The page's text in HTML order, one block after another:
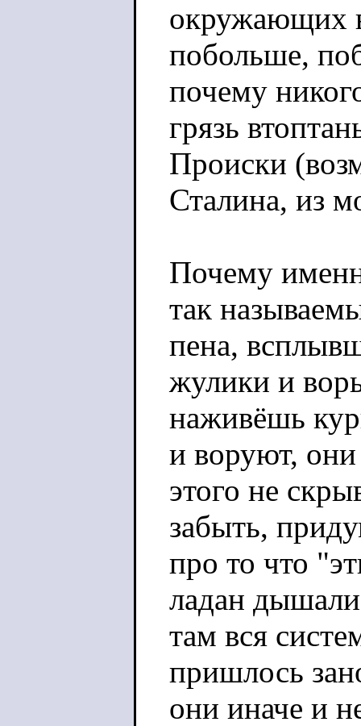
окружающих
побольше,
почему
грязь
Происки
Сталина, из
Почему
так
пена,
жулики и
наживёшь
и воруют, они
этого не
забыть,
про то что
ладан
там вся
пришлось
они иначе и